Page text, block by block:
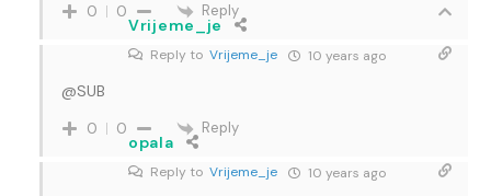
0 0 Reply
Vrijeme_je
Reply to Vrijeme_je 10 years ago
@SUB
0 0 Reply
opala
Reply to Vrijeme_je 10 years ago